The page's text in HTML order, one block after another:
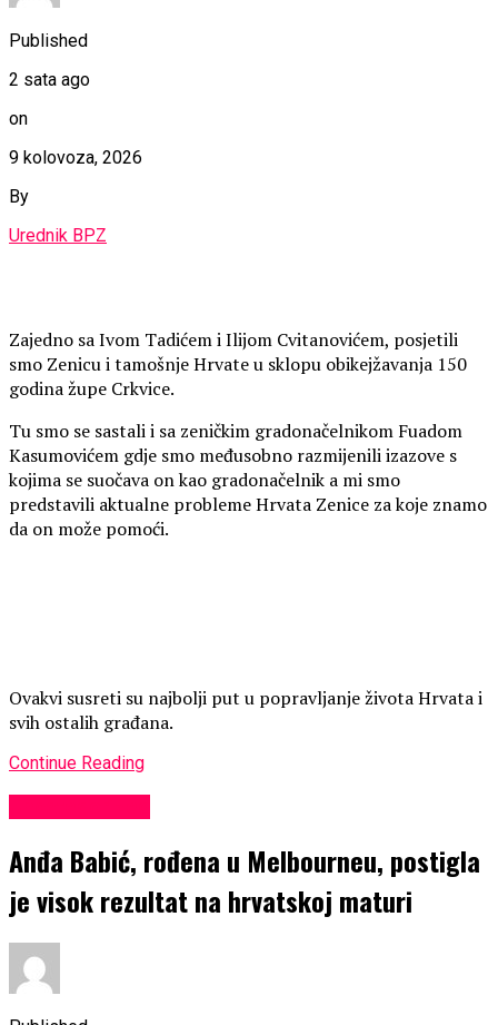
Published
2 sata ago
on
9 kolovoza, 2026
By
Urednik BPZ
Zajedno sa Ivom Tadićem i Ilijom Cvitanovićem, posjetili
smo Zenicu i tamošnje Hrvate u sklopu obikejžavanja 150
godina župe Crkvice.
Tu smo se sastali i sa zeničkim gradonačelnikom Fuadom
Kasumovićem gdje smo međusobno razmijenili izazove s
kojima se suočava on kao gradonačelnik a mi smo
predstavili aktualne probleme Hrvata Zenice za koje znamo
da on može pomoći.
Ovakvi susreti su najbolji put u popravljanje života Hrvata i
svih ostalih građana.
Continue Reading
Anđa Babić, rođena u Melbourneu, postigla
je visok rezultat na hrvatskoj maturi